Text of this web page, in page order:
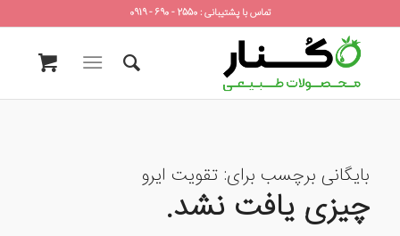
تماس با پشتیبانی : 2550 - 690 - 0919
بایگانی برچسب برای: تقویت ایرو
چیزی یافت نشد.